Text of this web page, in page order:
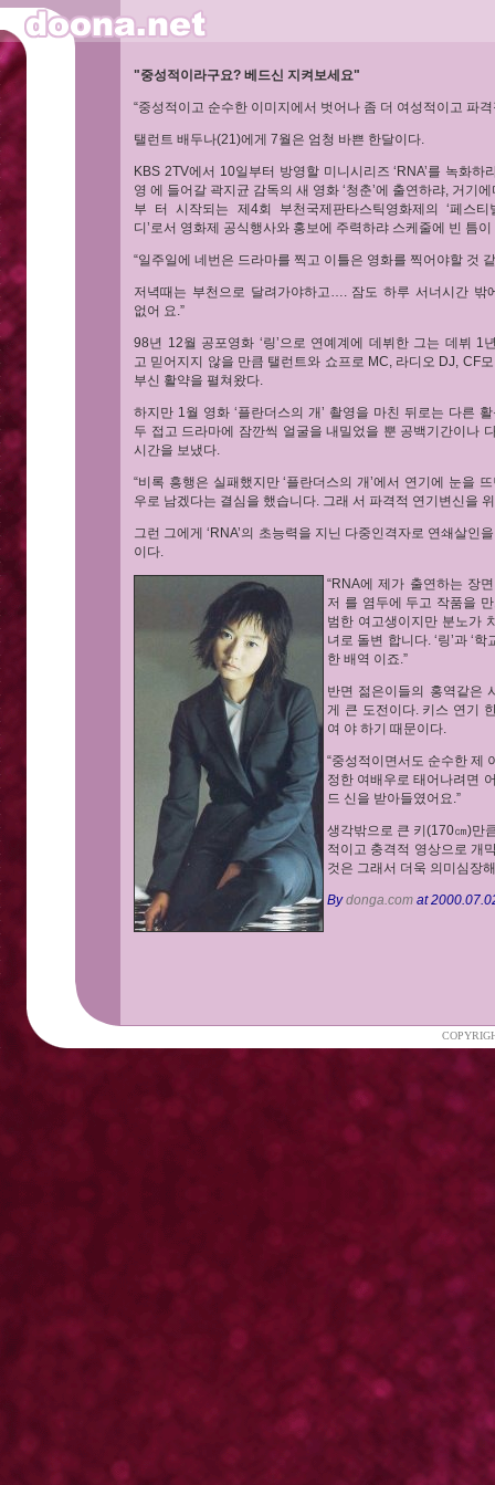
"중성적이라구요? 베드신 지켜보세요"
“중성적이고 순수한 이미지에서 벗어나 좀 더 여성적이고 파
탤런트 배두나(21)에게 7월은 엄청 바쁜 한달이다.
KBS 2TV에서 10일부터 방영할 미니시리즈 ‘RNA’를 녹화하
영 에 들어갈 곽지균 감독의 새 영화 ‘청춘’에 출연하랴, 거기
부 터 시작되는 제4회 부천국제판타스틱영화제의 ‘페스티
디’로서 영화제 공식행사와 홍보에 주력하랴 스케줄에 빈 틈이
“일주일에 네번은 드라마를 찍고 이틀은 영화를 찍어야할 것
저녁때는 부천으로 달려가야하고…. 잠도 하루 서너시간 밖
없어 요.”
98년 12월 공포영화 ‘링’으로 연예계에 데뷔한 그는 데뷔 1
고 믿어지지 않을 만큼 탤런트와 쇼프로 MC, 라디오 DJ, CF
부신 활약을 펼쳐왔다.
하지만 1월 영화 ‘플란더스의 개’ 촬영을 마친 뒤로는 다른
두 접고 드라마에 잠깐씩 얼굴을 내밀었을 뿐 공백기간이나
시간을 보냈다.
“비록 흥행은 실패했지만 ‘플란더스의 개’에서 연기에 눈을
우로 남겠다는 결심을 했습니다. 그래 서 파격적 연기변신을
그런 그에게 ‘RNA’의 초능력을 지닌 다중인격자로 연쇄살인
이다.
“RNA에 제가 출연하는 장
저 를 염두에 두고 작품을
범한 여고생이지만 분노가
녀로 돌변 합니다. ‘링’과 ‘
한 배역 이죠.”
반면 젊은이들의 홍역같은
게 큰 도전이다. 키스 연기
여 야 하기 때문이다.
“중성적이면서도 순수한 제
정한 여배우로 태어나려면
드 신을 받아들였어요.”
생각밖으로 큰 키(170㎝)만
적이고 충격적 영상으로 개
것은 그래서 더욱 의미심장
Bydonga.com at